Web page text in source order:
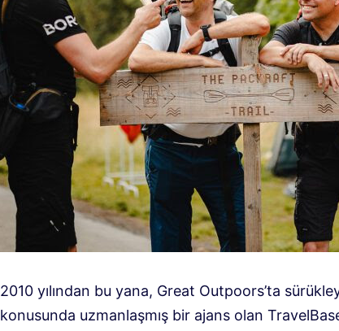
2010 yılından bu yana, Great Outpoors’ta
konusunda uzmanlaşmış bir ajans olan